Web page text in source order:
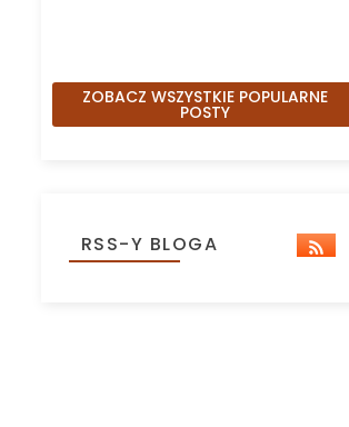
ZOBACZ WSZYSTKIE POPULARNE
POSTY
RSS-Y BLOGA